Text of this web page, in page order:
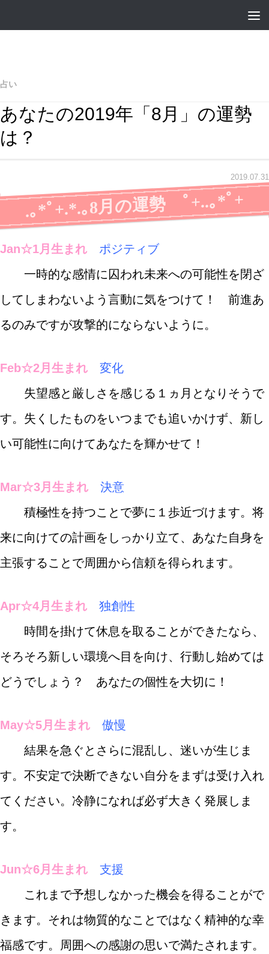
占い
あなたの2019年「8月」の運勢
は？
2019.07.31
.｡*ﾟ+.*.｡8月の運勢 ﾟ+..｡*ﾟ+
Jan☆1月生まれ
ポジティブ
一時的な感情に囚われ未来への可能性を閉ざ
してしまわないよう言動に気をつけて！ 前進あ
るのみですが攻撃的にならないように。
Feb☆2月生まれ
変化
失望感と厳しさを感じる１ヵ月となりそうで
す。失くしたものをいつまでも追いかけず、新し
い可能性に向けてあなたを輝かせて！
Mar☆3月生まれ
決意
積極性を持つことで夢に１歩近づけます。将
来に向けての計画をしっかり立て、あなた自身を
主張することで周囲から信頼を得られます。
Apr☆4月生まれ
独創性
時間を掛けて休息を取ることができたなら、
そろそろ新しい環境へ目を向け、行動し始めては
どうでしょう？ あなたの個性を大切に！
May☆5月生まれ
傲慢
結果を急ぐとさらに混乱し、迷いが生じま
す。不安定で決断できない自分をまずは受け入れ
てください。冷静になれば必ず大きく発展しま
す。
Jun☆6月生まれ
支援
これまで予想しなかった機会を得ることがで
きます。それは物質的なことではなく精神的な幸
福感です。周囲への感謝の思いで満たされます。